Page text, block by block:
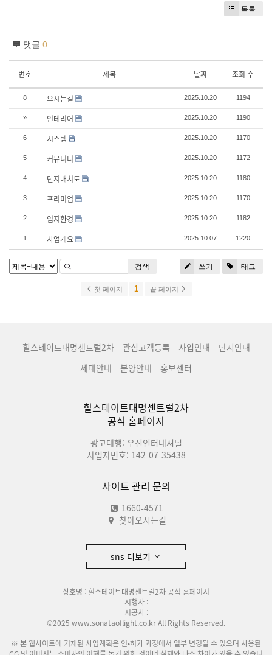
목록
댓글 0
번호 제목 날짜 조회 수
8 오시는길 2025.10.20 1194
» 인테리어 2025.10.20 1190
6 시스템 2025.10.20 1170
5 커뮤니티 2025.10.20 1172
4 단지배치도 2025.10.20 1180
3 프리미엄 2025.10.20 1170
2 입지환경 2025.10.20 1182
1 사업개요 2025.10.07 1220
쓰기 태그
검색
첫 페이지 1 끝 페이지
힐스테이트대명센트럴2차 관심고객등록 사업안내
단지안내
세대안내
분양안내 홍보센터
힐스테이트대명센트럴2차
공식 홈페이지
광고대행: 우진인터내셔널
사업자번호: 142-07-35438
사이트 관리 문의
1660-4571
찾아오시는길
sns 더보기
상호명 : 힐스테이트대명센트럴2차 공식 홈페이지
시행사 :
시공사 :
©2025 www.sonataoflight.co.kr All Rights Reserved.
※ 본 웹사이트에 기재된 사업계획은 인•허가 과정에서 일부 변경될 수 있으며 사용된